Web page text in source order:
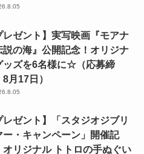
レゼント】実写映画『モアナ
説の海』公開記念！オリジナ
ッズを6名様に☆（応募締
月17日）
レゼント】「スタジオジブリ
ー・キャンペーン」開催記
オリジナル トトロの手ぬぐい